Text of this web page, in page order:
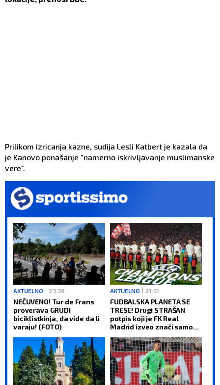
Prilikom izricanja kazne, sudija Lesli Katbert je kazala da
je Kanovo ponašanje "namerno iskrivljavanje muslimanske
vere".
AKTUELNO 23:36
NEČUVENO! Tur de Frans
proverava GRUDI
biciklistkinja, da vide da li
varaju! (FOTO)
AKTUELNO 21:31
FUDBALSKA PLANETA SE
TRESE! Drugi STRAŠAN
potpis koji je FK Real
Madrid izveo znači samo
šampiona je obaveza!